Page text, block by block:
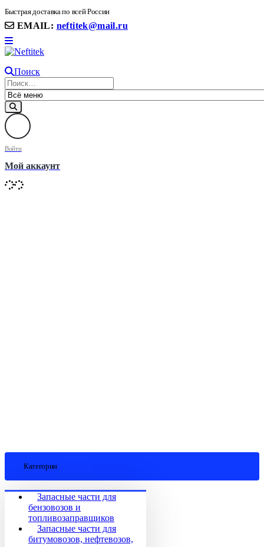
Быстрая доставка по всей России
EMAIL: neftitek@mail.ru
Поиск
Войти
Мой аккаунт
Категории
Запасные части для
бензовозов и
топливозаправщиков
Запасные части для
битумовозов, нефтевозов,
8(906) 399 11 22 | 8(905)367-58-58